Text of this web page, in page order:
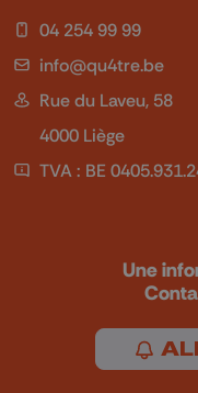
04 254 99 99
info@qu4tre.be
Rue du Laveu, 58
4000 Liège
TVA : BE
Une